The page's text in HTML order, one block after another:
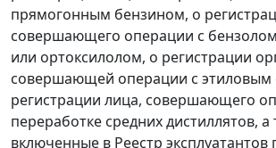
прямогонным бензином, о
совершающего операции с
или ортоксилолом, о регистрации
совершающей операции с этиловым
регистрации лица, совершающего
переработке средних дистиллятов, а
включенные в Реестр эксплуатантов